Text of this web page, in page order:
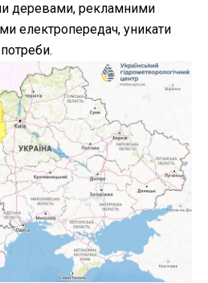
деревами, рекламними
електропередач, уникати